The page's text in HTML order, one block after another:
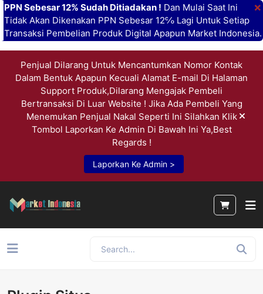
×
PPN Sebesar 12% Sudah Ditiadakan ! Dan Mulai Saat Ini
Tidak Akan Dikenakan PPN Sebesar 12℅ Lagi Untuk Setiap
Transaksi Pembelian Produk Digital Apapun Market Indonesia.
Penjual Dilarang Untuk Mencantumkan Nomor Kontak
Dalam Bentuk Apapun Kecuali Alamat E-mail Di Halaman
Support Produk,Dilarang Mengajak Pembeli
Bertransaksi Di Luar Website ! Jika Ada Pembeli Yang
Menemukan Penjual Nakal Seperti Ini Silahkan Klik
Tombol Laporkan Ke Admin Di Bawah Ini Ya,Best
Regards !
Laporkan Ke Admin >